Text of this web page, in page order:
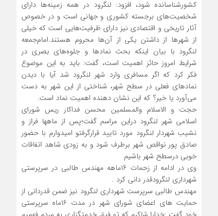
کشور‌شناسانده شود، افزود: لنگرود در همه زمینه‌ها دارای
شخصیت‌های برجسته کشوری و جهانی است و در خصوص
آثار تاریخی و اقتصادی نیز دارای ظرفیت‌هایی است که خیلی
از شهر‌ها از داشتن یکی از آن‌ها محروم هستند.امام‌جمعه
لنگرود با بیان اینکه بحث نماد‌ها و جلوه‌های بصری در
شرایط امروز حائز اهمیت است، گفت: باید به این موضوع
فکر کرد که اگر مسافری وارد شهر لنگرود شد آیا با دیدن
نماد‌های فعلی در سطح شهر، شناختی از این شهر به دست
می‌آورد یا خیر؟ که این نشان دهنده اهمیت نماد است.
حجت و الاسلام والمسلمین محسن فداکار ریس شورای
اسلامی شهر لنگرود دراین مراسم گفت؛پس از ماهها فراز و
نشیب شهردار لنگرود مورد تایید قرارگرفتو امیدوارم با حضور
صادق پور نواقص شهر برطرف شود و به زودی شاهد اتفاقات
خوبی درسطح شهر باشیم
وی در ادامه از زحمات ۱۶ماهه مهندس طالبی در سرپرستی
شهرداری لنگرودقدر دانی کرد .
مهندس طالبی سرپرست شهرداری لنگرود نیز ضمن قدردانی از
حمایت های اعضای شورای شهر در مدت ۱۶ماه سرپرستی